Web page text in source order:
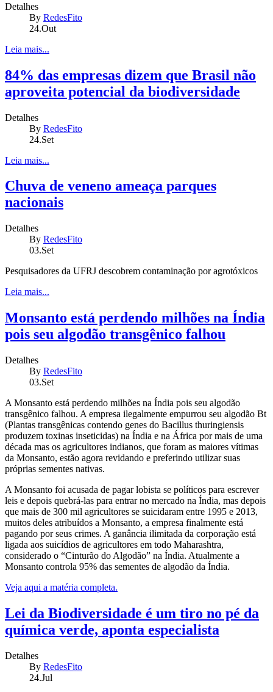
Detalhes
By RedesFito
24.Out
Leia mais...
84% das empresas dizem que Brasil não
aproveita potencial da biodiversidade
Detalhes
By RedesFito
24.Set
Leia mais...
Chuva de veneno ameaça parques
nacionais
Detalhes
By RedesFito
03.Set
Pesquisadores da UFRJ descobrem contaminação por agrotóxicos
Leia mais...
Monsanto está perdendo milhões na Índia
pois seu algodão transgênico falhou
Detalhes
By RedesFito
03.Set
A Monsanto está perdendo milhões na Índia pois seu algodão
transgênico falhou. A empresa ilegalmente empurrou seu algodão Bt
(Plantas transgênicas contendo genes do Bacillus thuringiensis
produzem toxinas inseticidas) na Índia e na África por mais de uma
década mas os agricultores indianos, que foram as maiores vítimas
da Monsanto, estão agora revidando e preferindo utilizar suas
próprias sementes nativas.
A Monsanto foi acusada de pagar lobista se políticos para escrever
leis e depois quebrá-las para entrar no mercado na Índia, mas depois
que mais de 300 mil agricultores se suicidaram entre 1995 e 2013,
muitos deles atribuídos a Monsanto, a empresa finalmente está
pagando por seus crimes. A ganância ilimitada da corporação está
ligada aos suicídios de agricultores em todo Maharashtra,
considerado o “Cinturão do Algodão” na Índia. Atualmente a
Monsanto controla 95% das sementes de algodão da Índia.
Veja aqui a matéria completa.
Lei da Biodiversidade é um tiro no pé da
química verde, aponta especialista
Detalhes
By RedesFito
24.Jul